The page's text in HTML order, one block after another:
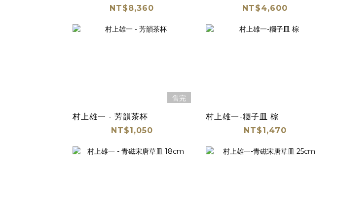
NT$8,360
NT$4,600
售完
村上雄一 - 芳韻茶杯
NT$1,050
村上雄一-糰子皿 棕
NT$1,470